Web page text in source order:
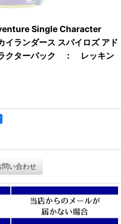
Single Character
ランダース スパイロズ アド
クターパック ： レッキン
問い合わせ